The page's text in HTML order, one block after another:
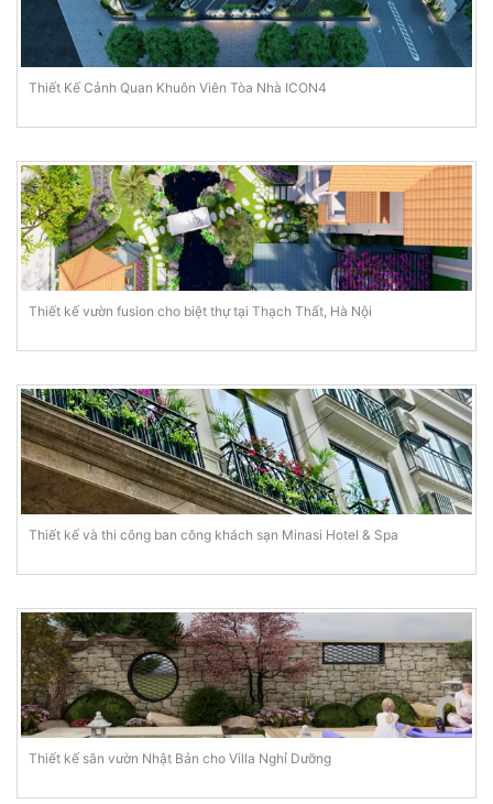
Thiết Kế Cảnh Quan Khuôn Viên Tòa Nhà ICON4
Thiết kế vườn fusion cho biệt thự tại Thạch Thất, Hà Nội
Thiết kế và thi công ban công khách sạn Minasi Hotel & Spa
Thiết kế sân vườn Nhật Bản cho Villa Nghỉ Dưỡng